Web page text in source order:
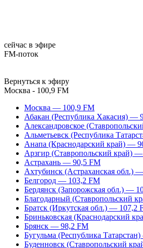
сейчас в эфире
FM-поток
Вернуться к эфиру
Москва - 100,9 FM
Москва — 100,9 FM
Абакан (Республика Хакасия) —
Александровское
Альметьевск (Республика
Анапа (Краснодарский край) —
Арзгир (Ставропольский край)
Астрахань — 90,5 FM
Ахтубинск (Астраханская обл.)
Белгород — 103,2 FM
Бердянск (Запорожская обл.) —
Благодарный (Ставропольский
Братск (Иркутская обл.) — 107,2
Бриньковская (Краснодарский
Брянск — 98,2 FM
Бугульма (Республика
Буденновск (Ставропольский